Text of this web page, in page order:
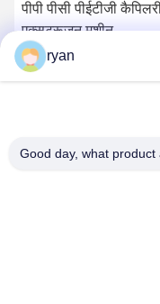
पीपी पीसी पीईटीजी
एक्सट्रूज़न मशीन
ryan
Good day, what